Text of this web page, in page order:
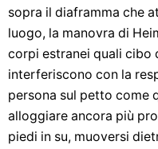
sopra il diaframma che
luogo, la manovra di
corpi estranei quali cibo
interferiscono con la
persona sul petto come
alloggiare ancora più
piedi in su, muoversi